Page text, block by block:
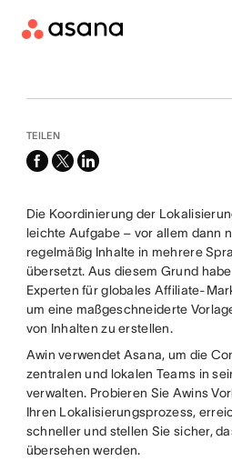
Vertrieb
TEILEN
facebook
x-
linkedin
Die Koordinierung der
leichte Aufgabe – vor allem dann
regelmäßig Inhalte in mehrere
übersetzt. Aus diesem Grund
Experten für globales Affiliate-
um eine maßgeschneiderte
von Inhalten zu erstellen.
Awin verwendet Asana, um die
zentralen und lokalen Teams in
verwalten. Probieren Sie Awins
Ihren Lokalisierungsprozess,
schneller und stellen Sie sicher,
übersehen werden.